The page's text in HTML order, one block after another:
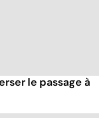
le passage à